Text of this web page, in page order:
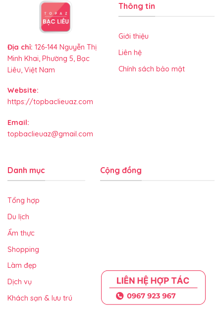
Địa chỉ: 126-144 Nguyễn Thị
Minh Khai, Phường 5, Bạc
Liêu, Việt Nam
Website:
https://topbaclieuaz.com
Email:
topbaclieuaz@gmail.com
Thông tin
Giới thiệu
Liên hệ
Chính sách bảo mật
Danh mục
Tổng hợp
Du lịch
Ẩm thực
Shopping
Làm đẹp
Dịch vụ
Khách sạn & lưu trú
Cộng đồng